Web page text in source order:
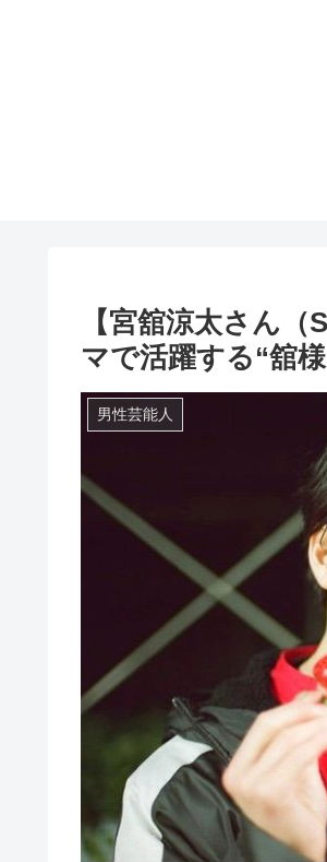
【宮舘涼太さん
マで活躍する“舘
男性芸能人